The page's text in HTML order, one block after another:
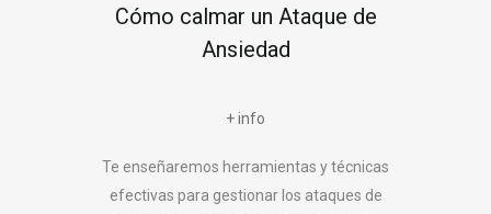
Cómo calmar un Ataque de
Ansiedad
+ info
Te enseñaremos herramientas y técnicas
efectivas para gestionar los ataques de